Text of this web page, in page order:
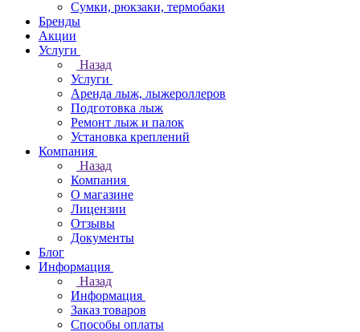
Сумки, рюкзаки, термобаки
Бренды
Акции
Услуги
Назад
Услуги
Аренда лыж, лыжероллеров
Подготовка лыж
Ремонт лыж и палок
Установка креплений
Компания
Назад
Компания
О магазине
Лицензии
Отзывы
Документы
Блог
Информация
Назад
Информация
Заказ товаров
Способы оплаты